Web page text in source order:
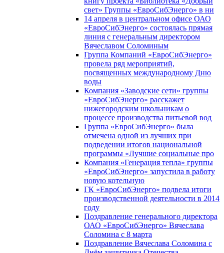
свет» Группы «ЕвроСибЭнерго» в ни
14 апреля в центральном офисе ОАО
«ЕвроСибЭнерго» состоялась прямая
линия с генеральным директором
Вячеславом Соломиным
Группа Компаний «ЕвроСибЭнерго»
провела ряд мероприятий,
посвященных международному Дню
воды
Компания «Заводские сети» группы
«ЕвроСибЭнерго» расскажет
нижегородским школьникам о
процессе производства питьевой вод
Группа «ЕвроСибЭнерго» была
отмечена одной из лучших при
подведении итогов национальной
программы «Лучшие социальные про
Компания «Генерация тепла» группы
«ЕвроСибЭнерго» запустила в работу
новую котельную
ГК «ЕвроСибЭнерго» подвела итоги
производственной деятельности в 2014
году
Поздравление генерального директора
ОАО «ЕвроСибЭнерго» Вячеслава
Соломина с 8 марта
Поздравление Вячеслава Соломина с